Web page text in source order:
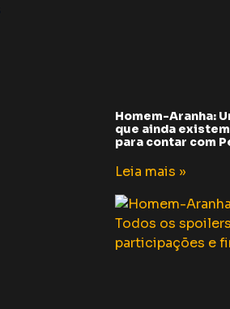
Homem-Aranha:
que ainda
para contar com
Leia mais »